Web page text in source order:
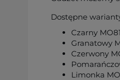
Dostępne
Czarny
Granatowy
Czerwony
Limonka